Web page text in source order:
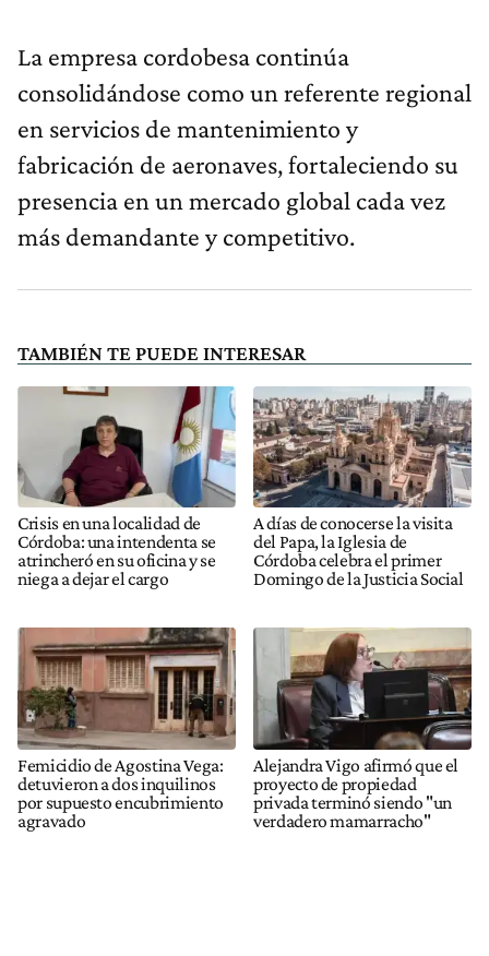
La empresa cordobesa continúa
consolidándose como un referente regional
en servicios de mantenimiento y
fabricación de aeronaves, fortaleciendo su
presencia en un mercado global cada vez
más demandante y competitivo.
TAMBIÉN TE PUEDE INTERESAR
Crisis en una localidad de
Córdoba: una intendenta se
atrincheró en su oficina y se
niega a dejar el cargo
A días de conocerse la visita
del Papa, la Iglesia de
Córdoba celebra el primer
Domingo de la Justicia Social
Femicidio de Agostina Vega:
detuvieron a dos inquilinos
por supuesto encubrimiento
agravado
Alejandra Vigo afirmó que el
proyecto de propiedad
privada terminó siendo "un
verdadero mamarracho"